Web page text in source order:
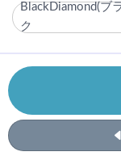
BlackDiamond(ブ
ク